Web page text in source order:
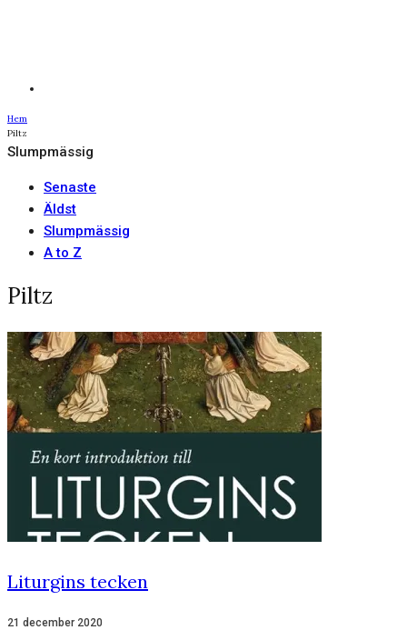
Hem
Piltz
Slumpmässig
Senaste
Äldst
Slumpmässig
A to Z
Piltz
Liturgins tecken
21 december 2020